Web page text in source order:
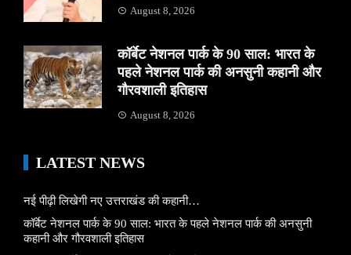
August 8, 2026
कॉर्बेट नेशनल पार्क के 90 साल: भारत के
पहले नेशनल पार्क की अनसुनी कहानी और
गौरवशाली इतिहास
August 8, 2026
LATEST NEWS
नई पीढ़ी लिखेगी नए उत्तराखंड की कहानी…
कॉर्बेट नेशनल पार्क के 90 साल: भारत के पहले नेशनल पार्क की अनसुनी
कहानी और गौरवशाली इतिहास